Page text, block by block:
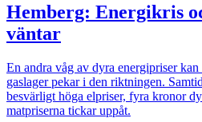
Hemberg: Energikris
väntar
En andra våg av dyra energipriser
gaslager pekar i den riktningen.
besvärligt höga elpriser, fyra kronor
matpriserna tickar uppåt.